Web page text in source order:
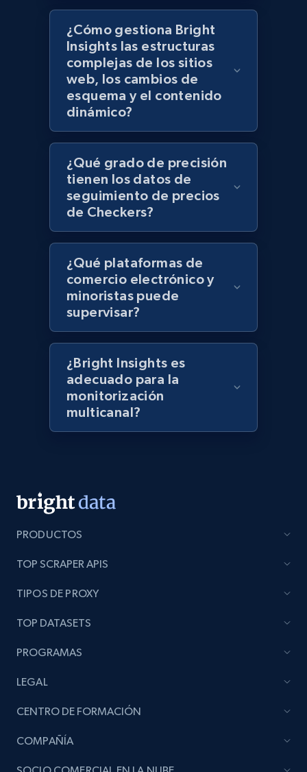
URL, Domain, Marketplace pn, Sku, Other pn,
Model number, Gtin ean pn, Product name, and
991+ 162+ Comenzar ahora
Lowes.com - Gather data on products using
specified keywords
URL, Domain, Marketplace pn, Sku, Other pn,
Model number, Gtin ean pn, Product name, and
more.
991+ 162+ Comenzar ahora
Lowes.com - Collect records by category
URL, Domain, Marketplace pn, Sku, Other pn,
Model number, Gtin ean pn, Product name, and
Lazada - Products
URL, Title, Rating, Reviews, Initial price, Final
988+
Lazada - Products - Discover products by
keyword
price, Currency, Stock, and more.
¿Cómo gestiona Bright
Insights las estructuras
complejas de los sitios
web, los cambios de
esquema y el contenido
dinámico?
¿Qué grado de precisión
tienen los datos de
seguimiento de precios
de Checkers?
¿Qué plataformas de
comercio electrónico y
minoristas puede
supervisar?
¿Bright Insights es
adecuado para la
monitorización
multicanal?
PRODUCTOS
TOP SCRAPER APIS
TIPOS DE PROXY
TOP DATASETS
PROGRAMAS
LEGAL
CENTRO DE FORMACIÓN
COMPAÑÍA